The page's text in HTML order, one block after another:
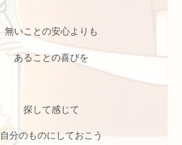
無いことの安心よりも
あることの喜びを
探して感じて
自分のものにしておこう